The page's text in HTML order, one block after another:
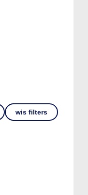
wis filters